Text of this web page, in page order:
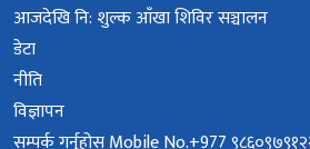
आजदेखि नि: शुल्क आँखा शिविर सञ्चालन
डेटा
नीति
विज्ञापन